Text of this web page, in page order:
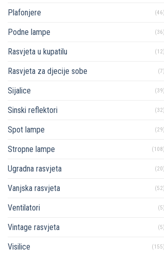
Plafonjere (46)
Podne lampe (36)
Rasvjeta u kupatilu (12)
Rasvjeta za djecije sobe (7)
Sijalice (39)
Sinski reflektori (32)
Spot lampe (29)
Stropne lampe (108)
Ugradna rasvjeta (20)
Vanjska rasvjeta (52)
Ventilatori (5)
Vintage rasvjeta (5)
Visilice (155)